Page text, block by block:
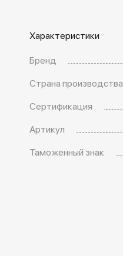
Характеристики
Бренд
Страна производства
Сертификация
Артикул
Таможенный знак